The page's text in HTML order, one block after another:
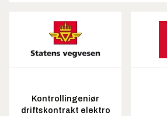
Kontrollingeniør
driftskontrakt elektro